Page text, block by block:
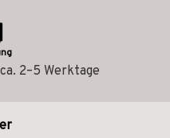
2–5 Werktage